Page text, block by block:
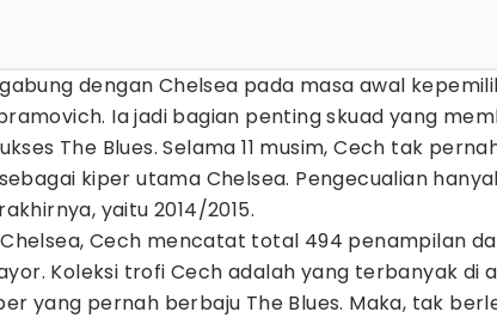
dengan Chelsea pada masa awal
Ia jadi bagian penting skuad yang
The Blues. Selama 11 musim, Cech tak
kiper utama Chelsea. Pengecualian
yaitu 2014/2015.
Cech mencatat total 494 penampilan
Koleksi trofi Cech adalah yang terbanyak di
yang pernah berbaju The Blues. Maka, tak